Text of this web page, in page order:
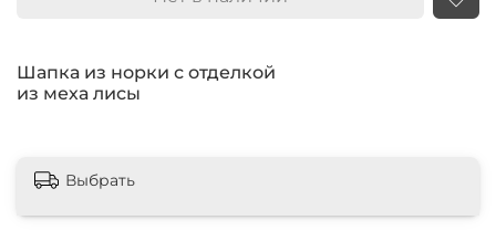
Шапка из норки с отделкой
из меха лисы
Выбрать